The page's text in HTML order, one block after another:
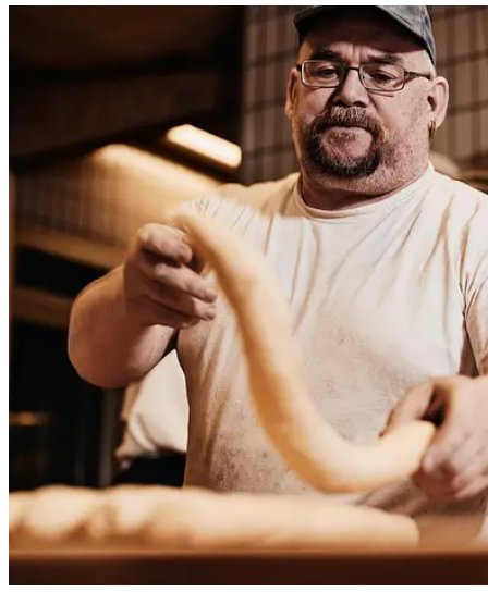
People
Lifestyle
Corporate
Sports